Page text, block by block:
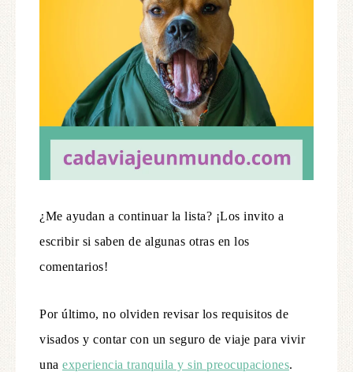
¿Me ayudan a continuar la lista? ¡Los invito a
escribir si saben de algunas otras en los
comentarios!
Por último, no olviden revisar los requisitos de
visados y contar con un seguro de viaje para vivir
una experiencia tranquila y sin preocupaciones.